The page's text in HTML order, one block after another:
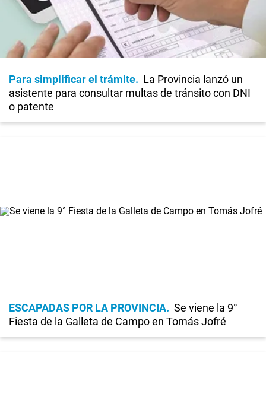
Para simplificar el trámite
La Provincia lanzó un
asistente para consultar multas de tránsito con DNI
o patente
ESCAPADAS POR LA PROVINCIA
Se viene la 9°
Fiesta de la Galleta de Campo en Tomás Jofré